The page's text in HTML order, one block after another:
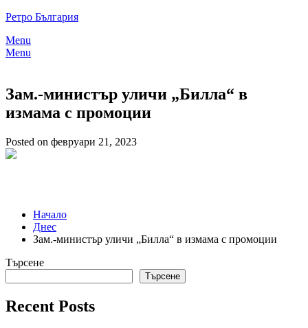
Skip
content
Ретро България
Menu
Menu
Зам.-министър уличи „Билла“ в
измама с промоции
Posted on февруари 21, 2023
Начало
Днес
Зам.-министър уличи „Билла“ в измама с промоции
Търсене
Търсене
Recent Posts